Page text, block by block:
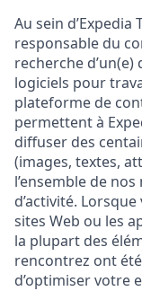
Au sein
responsable du
recherche
logiciels pour
plateforme de
permettent à
diffuser des
(images, textes,
l’ensemble de
d’activité.
sites Web ou les
la plupart des
rencontrez ont
d’optimiser votre